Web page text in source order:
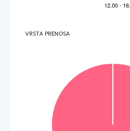
VRSTA PRENOSA